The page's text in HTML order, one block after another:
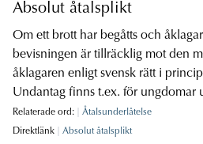
Absolut åtalsplikt
Om ett brott har begåtts och
bevisningen är tillräcklig mot den
åklagaren enligt svensk rätt i
Undantag finns t.ex. för ungdomar
Relaterade ord:
Åtalsunderlåtelse
Direktlänk
Absolut åtalsplikt